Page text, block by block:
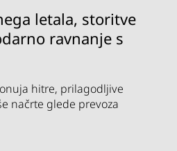
letala, storitve
ravnanje s
hitre, prilagodljive
načrte glede prevoza